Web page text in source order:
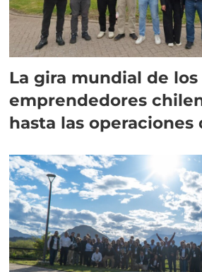
La gira mundial de los
emprendedores
hasta las operaciones